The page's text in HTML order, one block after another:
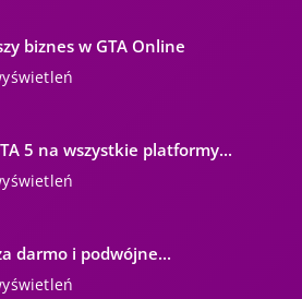
biznes w GTA Online
5 na wszystkie platformy...
darmo i podwójne...